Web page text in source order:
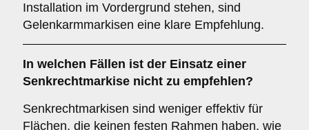
Installation im Vordergrund stehen, sind
Gelenkarmmarkisen eine klare Empfehlung.
In welchen Fällen ist der Einsatz einer
Senkrechtmarkise nicht zu empfehlen?
Senkrechtmarkisen sind weniger effektiv für
Flächen, die keinen festen Rahmen haben, wie